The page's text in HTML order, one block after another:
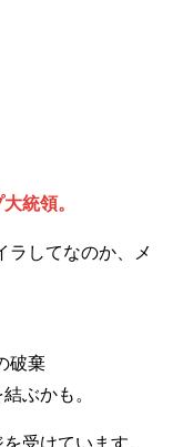
統領。
ラしてなのか、メ
破棄
ぶかも。